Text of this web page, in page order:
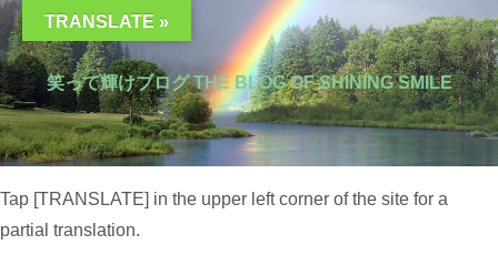
笑って輝けブログ THE BLOG OF SHINING SMILE
Tap [TRANSLATE] in the upper left corner of the site for a
partial translation.
TRANSLATE »